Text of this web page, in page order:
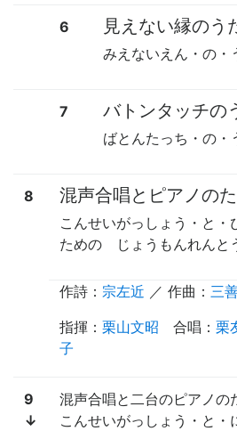
6 見えない縁のう
みえないえん・の・
7 バトンタッチの
ばとんたっち・の・
8 混声合唱とピアノの
こんせいがっしょう・と・
ための じょうもんれんと
作詩 ： 宗左近 ／ 作曲： 三
指揮 ： 栗山文昭 合唱 ： 栗
子
9
↓
混声合唱と二台のピアノ
こんせいがっしょう・と・